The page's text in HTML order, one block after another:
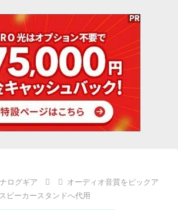
ログギア
オーディオ音質をピックア
ピーカースタンドへ代用